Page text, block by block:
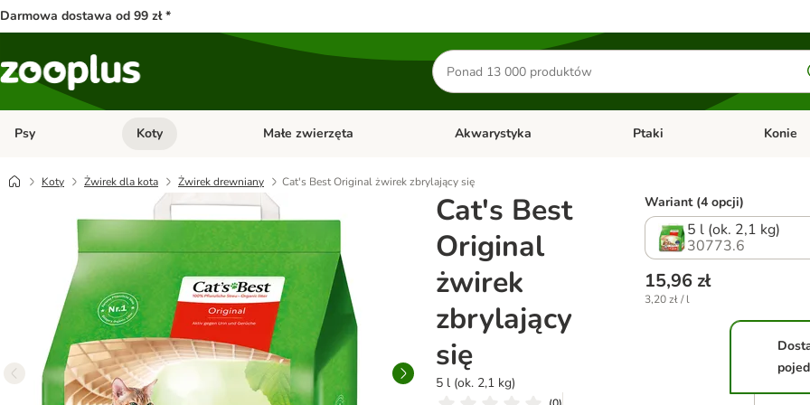
Darmowa dostawa od 99 zł *
Szukaj
produktów
Psy Otwórz menu kategorii: Psy
Koty Otwórz menu kategorii: Koty
Małe zwierzęta Otwórz menu kategorii: Małe zwierzęta
Akwarystyka Otwórz menu kategorii:
Ptaki Otwórz
Konie
Koty Żwirek dla kota Żwirek drewniany Cat's Best Original żwirek zbrylający się
Cat's Best
Original
żwirek
zbrylający
się
5 l (ok. 2,1 kg)
Wariant (4 opcji)
5 l (ok. 2,1 kg)
30773.6
15,96 zł
3,20 zł / l